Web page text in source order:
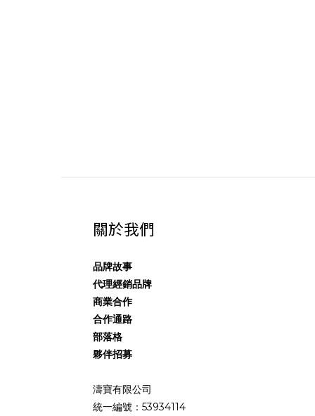
關於我們
品牌故事
代理經銷品牌
商業合作
合作通路
部落格
夥伴招募
濤寶有限公司
統一編號：53934114